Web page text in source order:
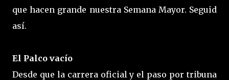
que hacen grande nuestra Semana Mayor. Seguid
así.
El Palco vacío
Desde que la carrera oficial y el paso por tribuna